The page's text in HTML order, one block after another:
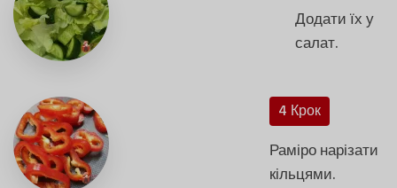
Додати їх у
салат.
4 Крок
Раміро нарізати
кільцями.